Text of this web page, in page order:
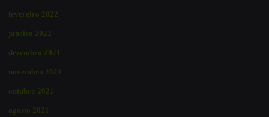
fevereiro 2022
janeiro 2022
dezembro 2021
novembro 2021
outubro 2021
agosto 2021